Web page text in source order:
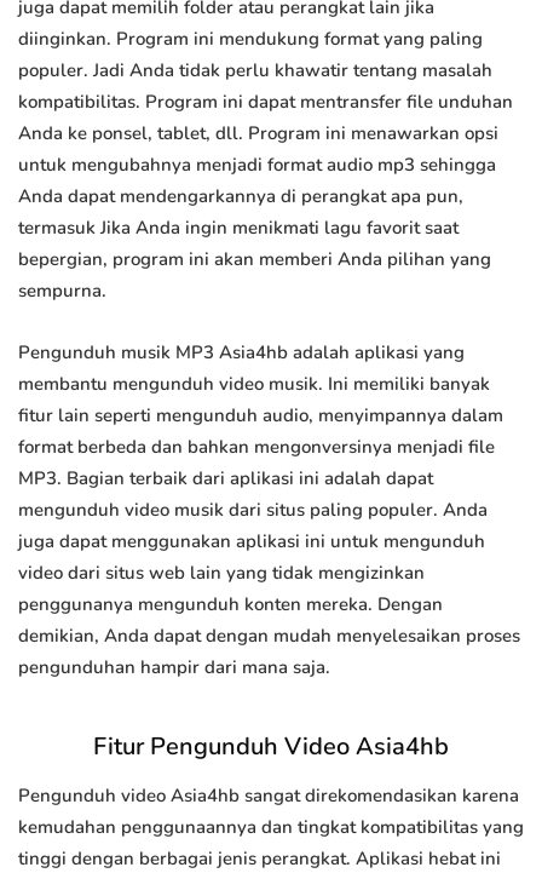
juga dapat memilih folder atau perangkat lain jika
diinginkan. Program ini mendukung format yang paling
populer. Jadi Anda tidak perlu khawatir tentang masalah
kompatibilitas. Program ini dapat mentransfer file unduhan
Anda ke ponsel, tablet, dll. Program ini menawarkan opsi
untuk mengubahnya menjadi format audio mp3 sehingga
Anda dapat mendengarkannya di perangkat apa pun,
termasuk Jika Anda ingin menikmati lagu favorit saat
bepergian, program ini akan memberi Anda pilihan yang
sempurna.
Pengunduh musik MP3 Asia4hb adalah aplikasi yang
membantu mengunduh video musik. Ini memiliki banyak
fitur lain seperti mengunduh audio, menyimpannya dalam
format berbeda dan bahkan mengonversinya menjadi file
MP3. Bagian terbaik dari aplikasi ini adalah dapat
mengunduh video musik dari situs paling populer. Anda
juga dapat menggunakan aplikasi ini untuk mengunduh
video dari situs web lain yang tidak mengizinkan
penggunanya mengunduh konten mereka. Dengan
demikian, Anda dapat dengan mudah menyelesaikan proses
pengunduhan hampir dari mana saja.
Fitur Pengunduh Video Asia4hb
Pengunduh video Asia4hb sangat direkomendasikan karena
kemudahan penggunaannya dan tingkat kompatibilitas yang
tinggi dengan berbagai jenis perangkat. Aplikasi hebat ini